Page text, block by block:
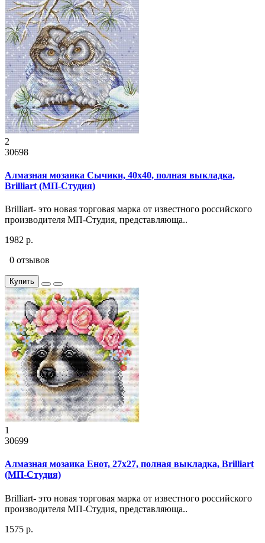
2
30698
Алмазная мозаика Сычики, 40x40, полная выкладка,
Brilliart (МП-Студия)
Brilliart- это новая торговая марка от известного российского
производителя МП-Студия, представляюща..
1982 р.
0 отзывов
Купить
1
30699
Алмазная мозаика Енот, 27x27, полная выкладка, Brilliart
(МП-Студия)
Brilliart- это новая торговая марка от известного российского
производителя МП-Студия, представляюща..
1575 р.